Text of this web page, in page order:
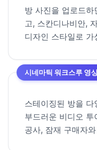
방 사진을 업로드
고, 스칸디나비안,
디자인 스타일로
시네마틱 워크스루 영
스테이징된 방을
부드러운 비디오
공사, 잠재 구매자